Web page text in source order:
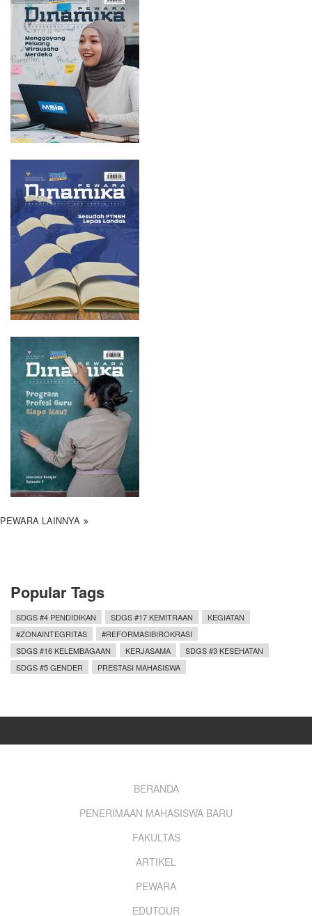
PEWARA LAINNYA
Popular Tags
SDGS #4 PENDIDIKAN SDGS #17 KEMITRAAN
KEGIATAN
#ZONAINTEGRITAS
#REFORMASIBIROKRASI
SDGS #16 KELEMBAGAAN
KERJASAMA
SDGS #3 KESEHATAN
SDGS #5 GENDER
PRESTASI MAHASISWA
BERANDA
PENERIMAAN MAHASISWA BARU
FAKULTAS
ARTIKEL
PEWARA
EDUTOUR